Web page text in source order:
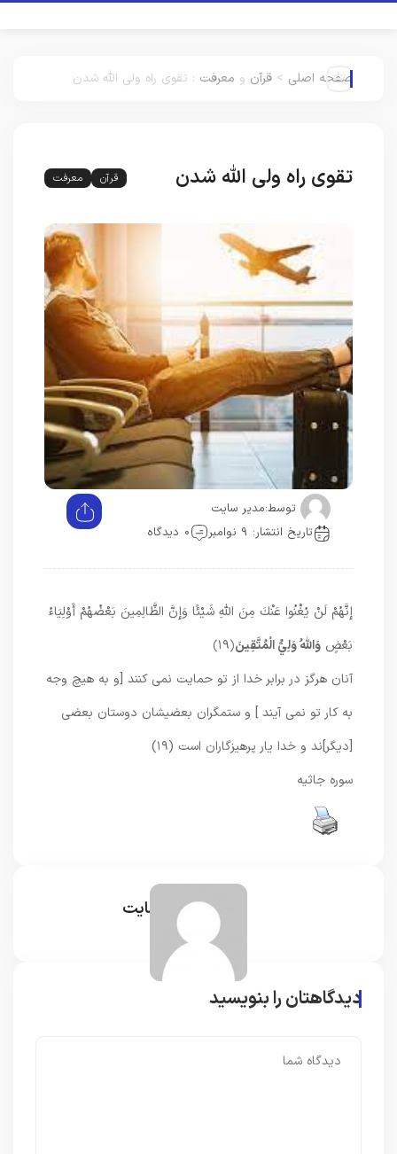
صفحه اصلی > قرآن و معرفت : تقوی راه ولی الله شدن
تقوی راه ولی الله شدن قرآن معرفت
توسط:مدیر سایت
تاریخ انتشار: 9 نوامبر
0 دیدگاه
إِنَّهُمْ لَنْ يُغْنُوا عَنْكَ مِنَ اللَّهِ شَيْئًا وَإِنَّ الظَّالِمِينَ بَعْضُهُمْ أَوْلِيَاءُ
بَعْضٍ وَاللَّهُ وَلِيُّ الْمُتَّقِينَ﴿۱۹﴾
آنان هرگز در برابر خدا از تو حمايت نمى كنند [و به هيچ وجه
به كار تو نمى ‏آيند ] و ستمگران بعضي‏شان دوستان بعضى
[ديگر]ند و خدا يار پرهيزگاران است (۱۹)
سوره جاثیه
مدیر سایت
دیدگاهتان را بنویسید